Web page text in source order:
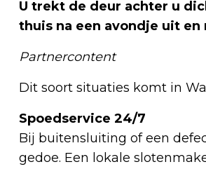
U trekt de deur achter u
thuis na een avondje uit
Partnercontent
Dit soort situaties komt in
Spoedservice 24/7
Bij buitensluiting of een
gedoe. Een lokale